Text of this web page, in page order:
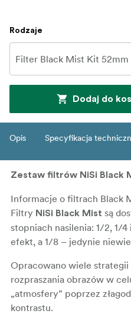
Rodzaje
Dodaj do
Opis Specyfikacja
Zestaw filtrów NiSi Black
Informacje o filtrach Black
Filtry NiSi Black Mist są
stopniach nasilenia: 1/2, 1/
efekt, a 1/8 – jedynie
Opracowano wiele strategii
rozpraszania obrazów w
„atmosfery” poprzez
kontrastu.